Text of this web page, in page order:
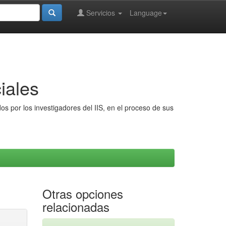
Language
Servicios
por los investigadores del IIS, en el proceso de sus
Otras opciones
relacionadas